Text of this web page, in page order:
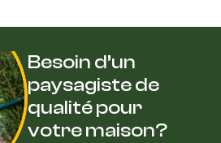
Besoin d’un
paysagiste de
qualité pour
votre maison?